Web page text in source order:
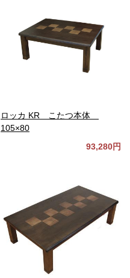
ロッカ KR こたつ本体
105×80
93,280円